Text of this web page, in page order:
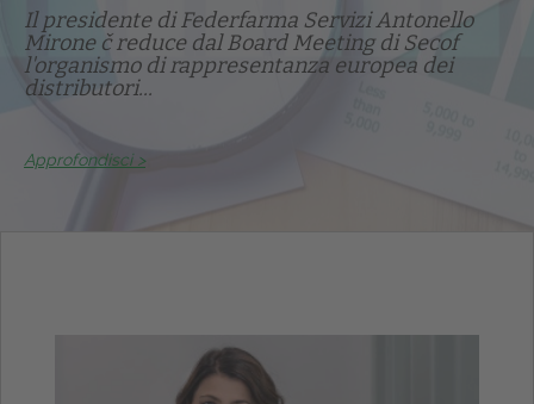
Il presidente di Federfarma Servizi Antonello
Mirone č reduce dal Board Meeting di Secof
l'organismo di rappresentanza europea dei
distributori...
Approfondisci >